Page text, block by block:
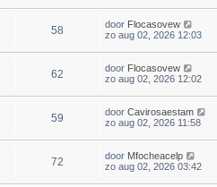
58 door Flocasovew
zo aug 02, 2026 12:03
62 door Flocasovew
zo aug 02, 2026 12:02
59 door Cavirosaestam
zo aug 02, 2026 11:58
72 door Mfocheacelp
zo aug 02, 2026 03:42